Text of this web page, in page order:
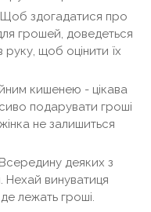
здогадатися про
грошей, доведеться
руку, щоб оцінити їх
кишенею - цікава
подарувати гроші
не залишиться
деяких з
Нехай винуватиця
лежать гроші.